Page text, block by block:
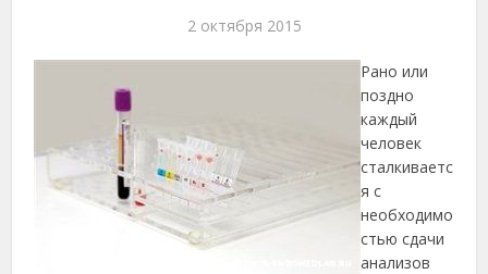
2 октября 2015
Рано или
поздно
каждый
человек
сталкиваетс
я с
необходимо
стью сдачи
анализов